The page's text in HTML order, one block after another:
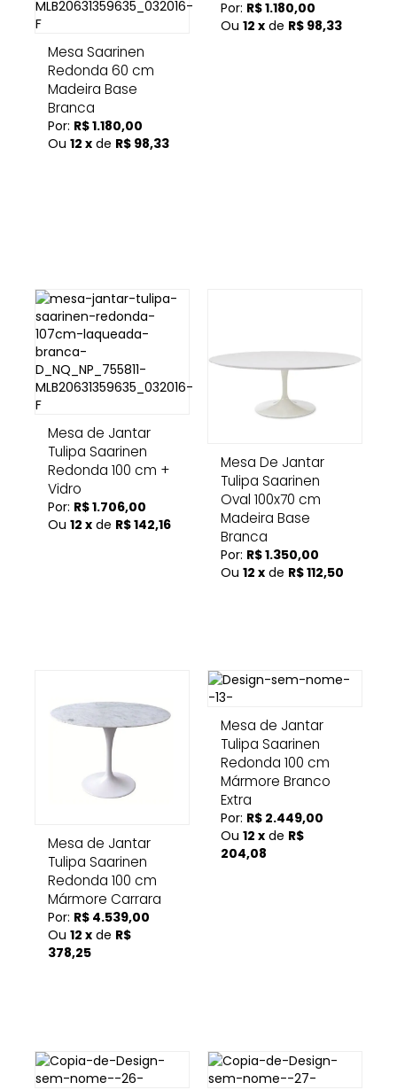
Mesa Saarinen
Redonda 60 cm
Madeira Base
Branca
Por: R$ 1.180,00
Ou 12 x de R$ 98,33
Por: R$ 1.180,00
Ou 12 x de R$ 98,33
Mesa de Jantar
Tulipa Saarinen
Redonda 100 cm +
Vidro
Por: R$ 1.706,00
Ou 12 x de R$ 142,16
Mesa De Jantar
Tulipa Saarinen
Oval 100x70 cm
Madeira Base
Branca
Por: R$ 1.350,00
Ou 12 x de R$ 112,50
Mesa de Jantar
Tulipa Saarinen
Redonda 100 cm
Mármore Carrara
Por: R$ 4.539,00
Ou 12 x de R$
378,25
Mesa de Jantar
Tulipa Saarinen
Redonda 100 cm
Mármore Branco
Extra
Por: R$ 2.449,00
Ou 12 x de R$
204,08